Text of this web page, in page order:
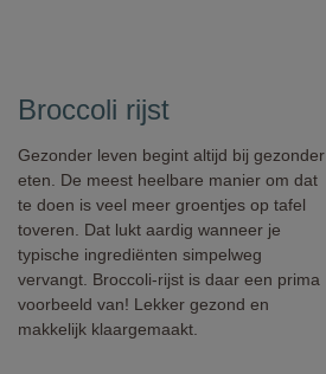
Broccoli rijst
Gezonder leven begint altijd bij gezonder
eten. De meest heelbare manier om dat
te doen is veel meer groentjes op tafel
toveren. Dat lukt aardig wanneer je
typische ingrediënten simpelweg
vervangt. Broccoli-rijst is daar een prima
voorbeeld van! Lekker gezond en
makkelijk klaargemaakt.